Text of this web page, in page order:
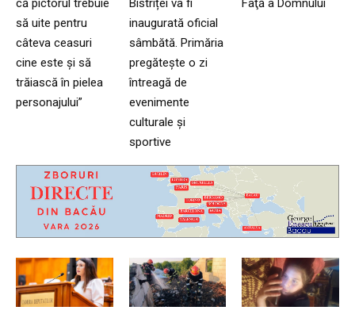
că pictorul trebuie
să uite pentru
câteva ceasuri
cine este și să
trăiască în pielea
personajului”
Bistriței va fi
inaugurată oficial
sâmbătă. Primăria
pregătește o zi
întreagă de
evenimente
culturale și
sportive
Faţă a Domnului